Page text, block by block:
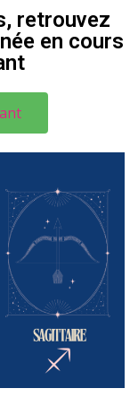
retrouvez
en cours